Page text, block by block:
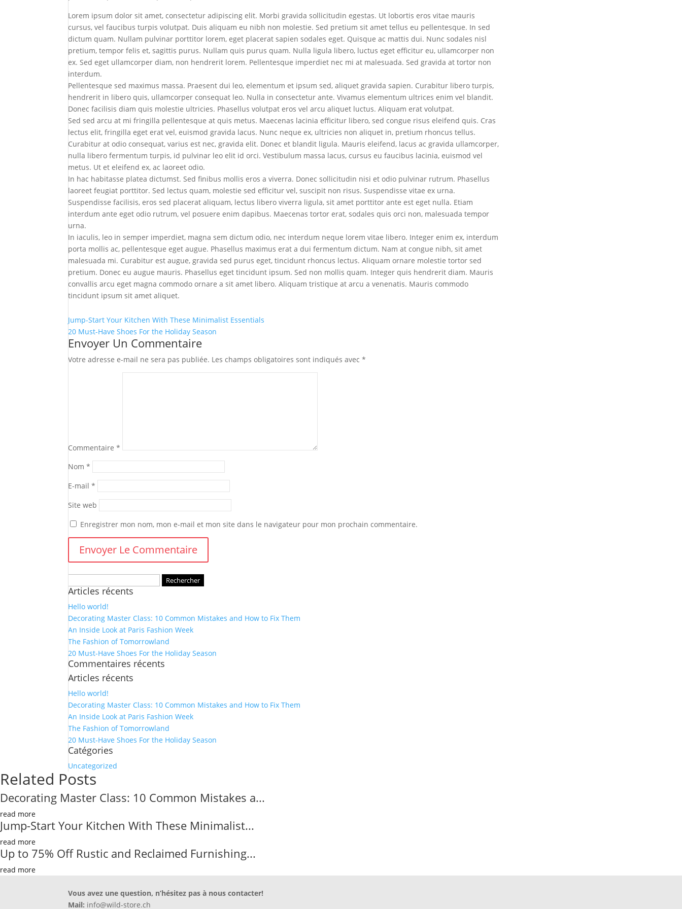
Lorem ipsum dolor sit amet, consectetur adipiscing elit. Morbi gravida sollicitudin egestas. Ut lobortis eros vitae mauris
cursus, vel faucibus turpis volutpat. Duis aliquam eu nibh non molestie. Sed pretium sit amet tellus eu pellentesque. In sed
dictum quam. Nullam pulvinar porttitor lorem, eget placerat sapien sodales eget. Quisque ac mattis dui. Nunc sodales nisl
pretium, tempor felis et, sagittis purus. Nullam quis purus quam. Nulla ligula libero, luctus eget efficitur eu, ullamcorper non
ex. Sed eget ullamcorper diam, non hendrerit lorem. Pellentesque imperdiet nec mi at malesuada. Sed gravida at tortor non
interdum.
Pellentesque sed maximus massa. Praesent dui leo, elementum et ipsum sed, aliquet gravida sapien. Curabitur libero turpis,
hendrerit in libero quis, ullamcorper consequat leo. Nulla in consectetur ante. Vivamus elementum ultrices enim vel blandit.
Donec facilisis diam quis molestie ultricies. Phasellus volutpat eros vel arcu aliquet luctus. Aliquam erat volutpat.
Sed sed arcu at mi fringilla pellentesque at quis metus. Maecenas lacinia efficitur libero, sed congue risus eleifend quis. Cras
lectus elit, fringilla eget erat vel, euismod gravida lacus. Nunc neque ex, ultricies non aliquet in, pretium rhoncus tellus.
Curabitur at odio consequat, varius est nec, gravida elit. Donec et blandit ligula. Mauris eleifend, lacus ac gravida ullamcorper,
nulla libero fermentum turpis, id pulvinar leo elit id orci. Vestibulum massa lacus, cursus eu faucibus lacinia, euismod vel
metus. Ut et eleifend ex, ac laoreet odio.
In hac habitasse platea dictumst. Sed finibus mollis eros a viverra. Donec sollicitudin nisi et odio pulvinar rutrum. Phasellus
laoreet feugiat porttitor. Sed lectus quam, molestie sed efficitur vel, suscipit non risus. Suspendisse vitae ex urna.
Suspendisse facilisis, eros sed placerat aliquam, lectus libero viverra ligula, sit amet porttitor ante est eget nulla. Etiam
interdum ante eget odio rutrum, vel posuere enim dapibus. Maecenas tortor erat, sodales quis orci non, malesuada tempor
urna.
In iaculis, leo in semper imperdiet, magna sem dictum odio, nec interdum neque lorem vitae libero. Integer enim ex, interdum
porta mollis ac, pellentesque eget augue. Phasellus maximus erat a dui fermentum dictum. Nam at congue nibh, sit amet
malesuada mi. Curabitur est augue, gravida sed purus eget, tincidunt rhoncus lectus. Aliquam ornare molestie tortor sed
pretium. Donec eu augue mauris. Phasellus eget tincidunt ipsum. Sed non mollis quam. Integer quis hendrerit diam. Mauris
convallis arcu eget magna commodo ornare a sit amet libero. Aliquam tristique at arcu a venenatis. Mauris commodo
tincidunt ipsum sit amet aliquet.
Jump-Start Your Kitchen With These Minimalist Essentials
20 Must-Have Shoes For the Holiday Season
Envoyer Un Commentaire
Votre adresse e-mail ne sera pas publiée. Les champs obligatoires sont indiqués avec*
Commentaire*
Nom*
E-mail*
Site web
Enregistrer mon nom, mon e-mail et mon site dans le navigateur pour mon prochain commentaire.
Articles récents
Hello world!
Decorating Master Class: 10 Common Mistakes and How to Fix Them
An Inside Look at Paris Fashion Week
The Fashion of Tomorrowland
20 Must-Have Shoes For the Holiday Season
Commentaires récents
Articles récents
Hello world!
Decorating Master Class: 10 Common Mistakes and How to Fix Them
An Inside Look at Paris Fashion Week
The Fashion of Tomorrowland
20 Must-Have Shoes For the Holiday Season
Catégories
Uncategorized
Related Posts
Decorating Master Class: 10 Common Mistakes a...
read more
Jump-Start Your Kitchen With These Minimalist...
read more
Up to 75% Off Rustic and Reclaimed Furnishing...
read more
Vous avez une question, n’hésitez pas à nous contacter!
Mail: info@wild-store.ch